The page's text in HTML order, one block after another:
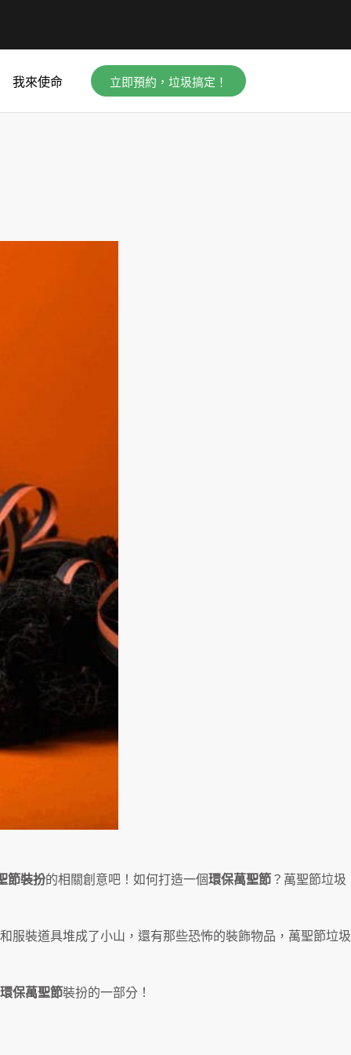
我來使命 立即預約，垃圾搞定！
節裝扮的相關創意吧！如何打造一個環保萬聖節 ？萬聖節垃圾
服裝道具堆成了小山，還有那些恐怖的裝飾物品，萬聖節垃圾
環保萬聖節裝扮的一部分！